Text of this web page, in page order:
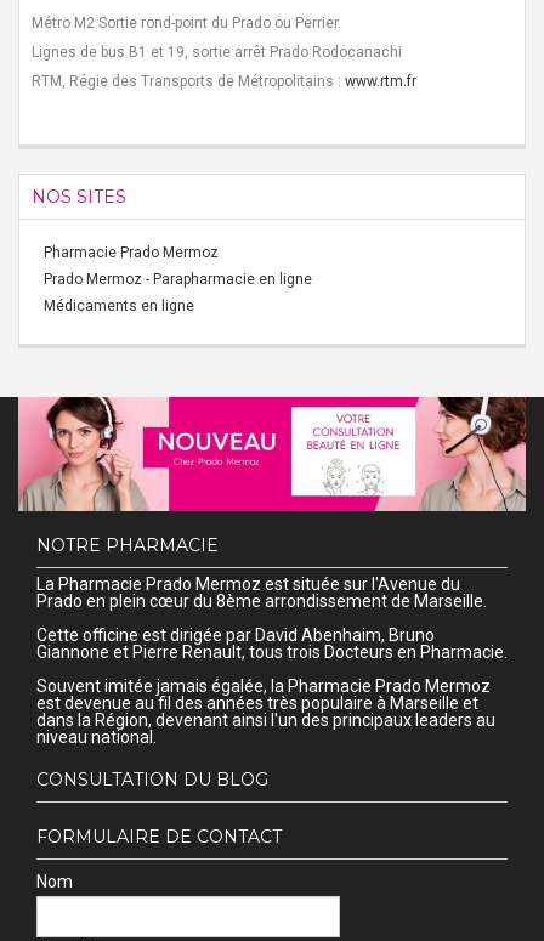
Métro M2 Sortie rond-point du Prado ou Perrier.
Lignes de bus B1 et 19, sortie arrêt Prado Rodocanachi
RTM, Régie des Transports de Métropolitains : www.rtm.fr
NOS SITES
Pharmacie Prado Mermoz
Prado Mermoz - Parapharmacie en ligne
Médicaments en ligne
NOTRE PHARMACIE
La Pharmacie Prado Mermoz est située sur l'Avenue du
Prado en plein cœur du 8ème arrondissement de Marseille.
Cette officine est dirigée par David Abenhaim, Bruno
Giannone et Pierre Renault, tous trois Docteurs en Pharmacie.
Souvent imitée jamais égalée, la Pharmacie Prado Mermoz
est devenue au fil des années très populaire à Marseille et
dans la Région, devenant ainsi l'un des principaux leaders au
niveau national.
CONSULTATION DU BLOG
FORMULAIRE DE CONTACT
Nom